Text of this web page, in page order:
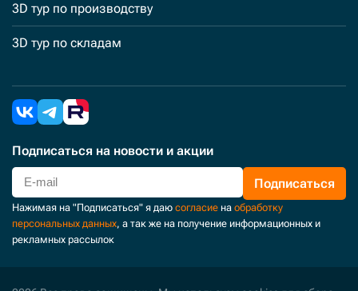
3D тур по производству
3D тур по складам
Подписаться на новости и акции
Подписаться
Нажимая на "Подписаться" я даю согласие на обработку
персональных данных, а так же на получение информационных и
рекламных рассылок